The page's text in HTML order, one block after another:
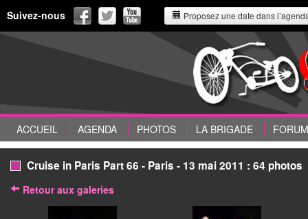
Suivez-nous Proposez une date dans
ACCUEIL AGENDA PHOTOS LA BRIGADE FORUM
Cruise in Paris Part 66 - Paris - 13 mai 2011 : 64 photos
Retour aux galeries